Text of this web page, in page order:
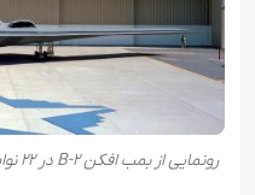
رونمایی از بمب افکن B-۲ در ۲۲ نوامبر ۱۹۸۸ در پایگاه Air Force Plant ۴۲